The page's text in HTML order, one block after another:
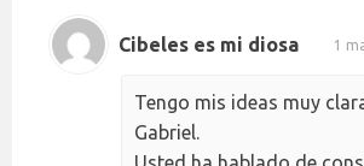
Cibeles es mi diosa 1
Tengo mis ideas muy
Gabriel.